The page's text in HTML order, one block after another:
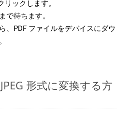
リックします。
で待ちます。
、PDF ファイルをデバイスにダウ
形式に変換する方